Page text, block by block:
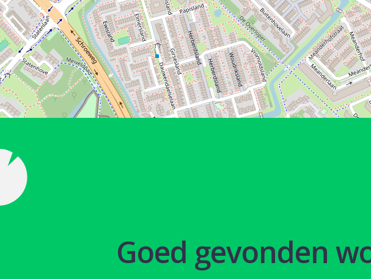
Goed gevonden